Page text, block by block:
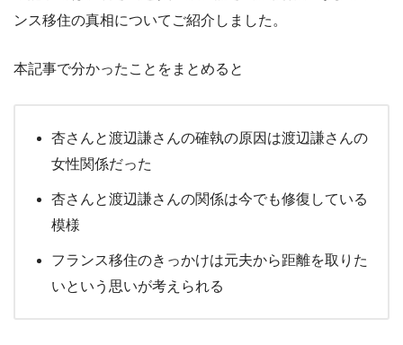
ンス移住の真相についてご紹介しました。
本記事で分かったことをまとめると
杏さんと渡辺謙さんの確執の原因は渡辺謙さんの
女性関係だった
杏さんと渡辺謙さんの関係は今でも修復している
模様
フランス移住のきっかけは元夫から距離を取りた
いという思いが考えられる